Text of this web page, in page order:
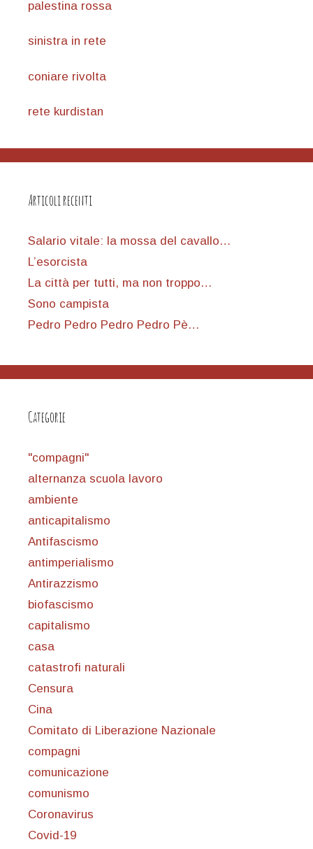
palestina rossa
sinistra in rete
coniare rivolta
rete kurdistan
Articoli recenti
Salario vitale: la mossa del cavallo…
L’esorcista
La città per tutti, ma non troppo…
Sono campista
Pedro Pedro Pedro Pedro Pè…
Categorie
"compagni"
alternanza scuola lavoro
ambiente
anticapitalismo
Antifascismo
antimperialismo
Antirazzismo
biofascismo
capitalismo
casa
catastrofi naturali
Censura
Cina
Comitato di Liberazione Nazionale
compagni
comunicazione
comunismo
Coronavirus
Covid-19